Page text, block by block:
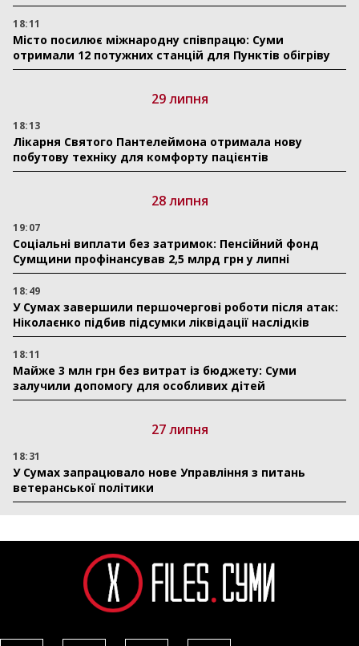
18:11
Місто посилює міжнародну співпрацю: Суми
отримали 12 потужних станцій для Пунктів обігріву
29 липня
18:13
Лікарня Святого Пантелеймона отримала нову
побутову техніку для комфорту пацієнтів
28 липня
19:07
Соціальні виплати без затримок: Пенсійний фонд
Сумщини профінансував 2,5 млрд грн у липні
18:49
У Сумах завершили першочергові роботи після атак:
Ніколаєнко підбив підсумки ліквідації наслідків
18:11
Майже 3 млн грн без витрат із бюджету: Суми
залучили допомогу для особливих дітей
27 липня
18:31
У Сумах запрацювало нове Управління з питань
ветеранської політики